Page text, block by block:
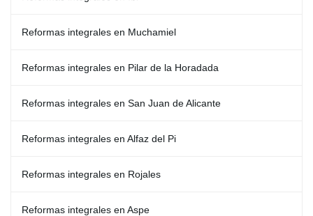
Reformas integrales en Muchamiel
Reformas integrales en Pilar de la Horadada
Reformas integrales en San Juan de Alicante
Reformas integrales en Alfaz del Pi
Reformas integrales en Rojales
Reformas integrales en Aspe